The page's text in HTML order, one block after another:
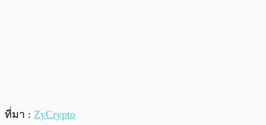
ที่มา : ZyCrypto